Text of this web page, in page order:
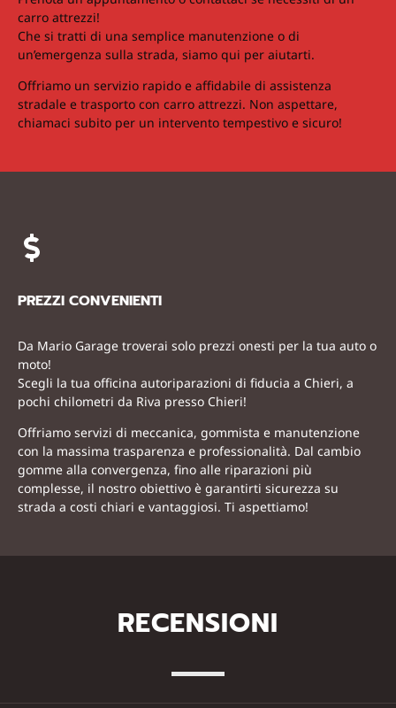
carro attrezzi!
Che si tratti di una semplice manutenzione o di
un’emergenza sulla strada, siamo qui per aiutarti.
Offriamo un servizio rapido e affidabile di assistenza
stradale e trasporto con carro attrezzi. Non aspettare,
chiamaci subito per un intervento tempestivo e sicuro!
PREZZI CONVENIENTI
Da Mario Garage troverai solo prezzi onesti per la tua auto o
moto!
Scegli la tua officina autoriparazioni di fiducia a Chieri, a
pochi chilometri da Riva presso Chieri!
Offriamo servizi di meccanica, gommista e manutenzione
con la massima trasparenza e professionalità. Dal cambio
gomme alla convergenza, fino alle riparazioni più
complesse, il nostro obiettivo è garantirti sicurezza su
strada a costi chiari e vantaggiosi. Ti aspettiamo!
RECENSIONI